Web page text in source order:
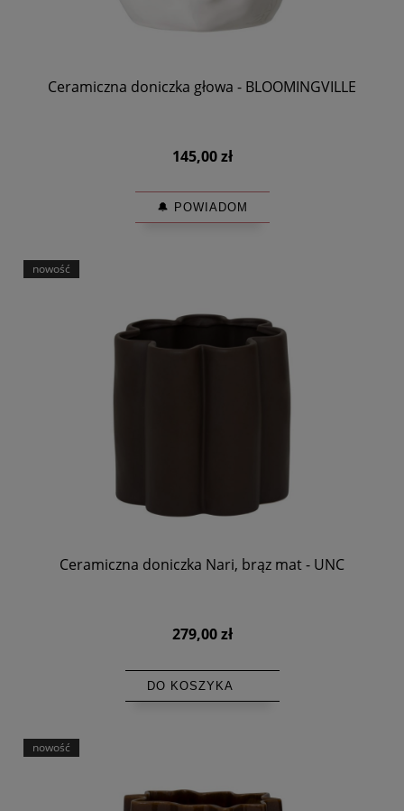
Ceramiczna doniczka głowa - BLOOMINGVILLE
145,00 zł
🔔 POWIADOM
Ceramiczna doniczka Nari, brąz mat - UNC
279,00 zł
DO KOSZYKA
nowość
nowość